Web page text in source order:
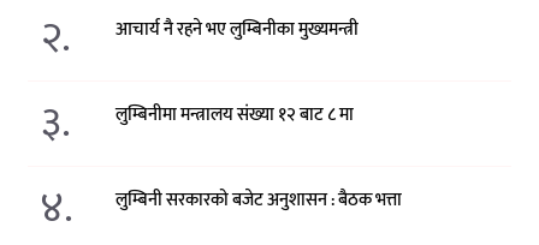
२. आचार्य नै रहने भए लुम्बिनीका मुख्यमन्त्री
३. लुम्बिनीमा मन्त्रालय संख्या १२ बाट ८ मा
४. लुम्बिनी सरकारको बजेट अनुशासन : बैठक भत्ता